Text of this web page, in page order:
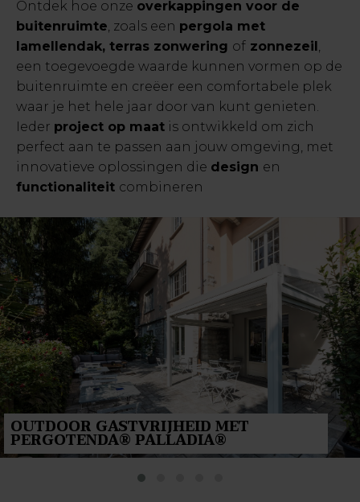
Ontdek hoe onze overkappingen voor de
buitenruimte , zoals een pergola met
lamellendak, terras zonwering of zonnezeil
een toegevoegde waarde kunnen vormen op de
buitenruimte en creëer een comfortabele plek
waar je het hele jaar door van kunt genieten.
Ieder project op maat is ontwikkeld om zich
perfect aan te passen aan jouw omgeving, met
innovatieve oplossingen die design en
functionaliteit combineren
OUTDOOR GASTVRIJHEID MET
PERGOTENDA® PALLADIA®